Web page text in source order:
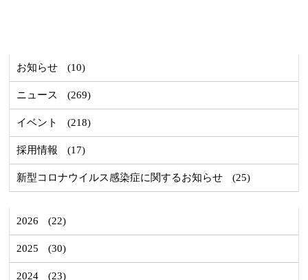
お知らせ (10)
ニュース (269)
イベント (218)
採用情報 (17)
新型コロナウイルス感染症に関するお知らせ (25)
2026 (22)
2025 (30)
2024 (23)